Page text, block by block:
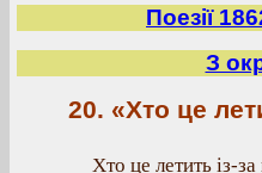
Поезії
З
20. «Хто це
Хто це летить із-